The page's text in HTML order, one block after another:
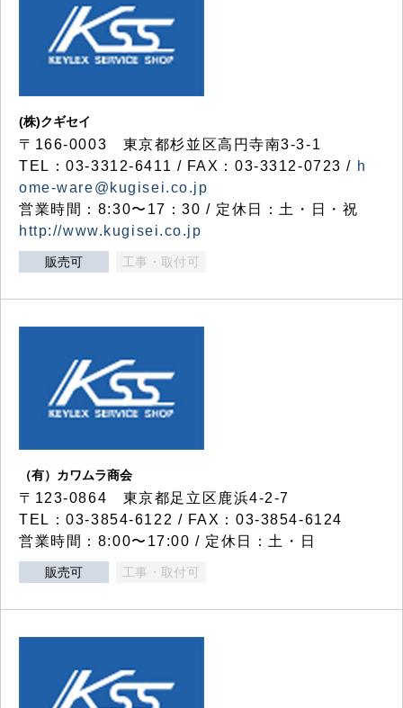
(株)クギセイ
〒166-0003 東京都杉並区高円寺南3-3-1
TEL：03-3312-6411 / FAX：03-3312-0723 / h
ome-ware@kugisei.co.jp
営業時間：8:30〜17：30 / 定休日：土・日・祝
http://www.kugisei.co.jp
販売可 工事・取付可
（有）カワムラ商会
〒123-0864 東京都足立区鹿浜4-2-7
TEL：03-3854-6122 / FAX：03-3854-6124
営業時間：8:00〜17:00 / 定休日：土・日
販売可 工事・取付可